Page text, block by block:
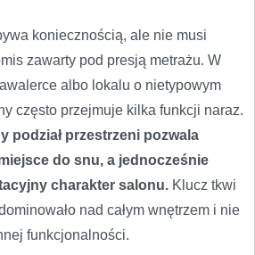
koniecznością, ale nie musi
zawarty pod presją metrażu. W
albo lokalu o nietypowym
często przejmuje kilka funkcji naraz.
podział przestrzeni pozwala
do snu, a jednocześnie
charakter salonu. Klucz tkwi
nad całym wnętrzem i nie
funkcjonalności.